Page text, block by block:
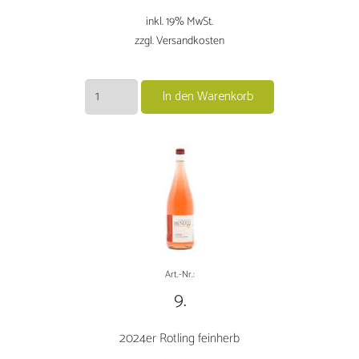
inkl. 19% MwSt.
zzgl. Versandkosten
2025er
Müller-
In den Warenkorb
Art.-Nr.:
9.
2024er Rotling feinherb